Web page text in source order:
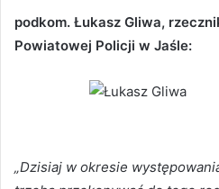
podkom. Łukasz Gliwa,
Powiatowej Policji w Jaśle:
„Dzisiaj w okresie